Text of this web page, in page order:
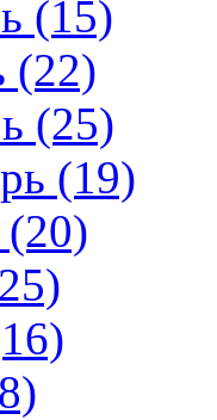
(15)
(22)
(25)
(19)
(20)